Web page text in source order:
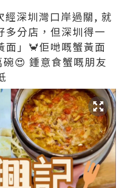
深圳灣口岸過關, 就
多分店，但深圳得一
」🦀佢哋嘅蟹黃面
😍 鍾意食蟹嘅朋友